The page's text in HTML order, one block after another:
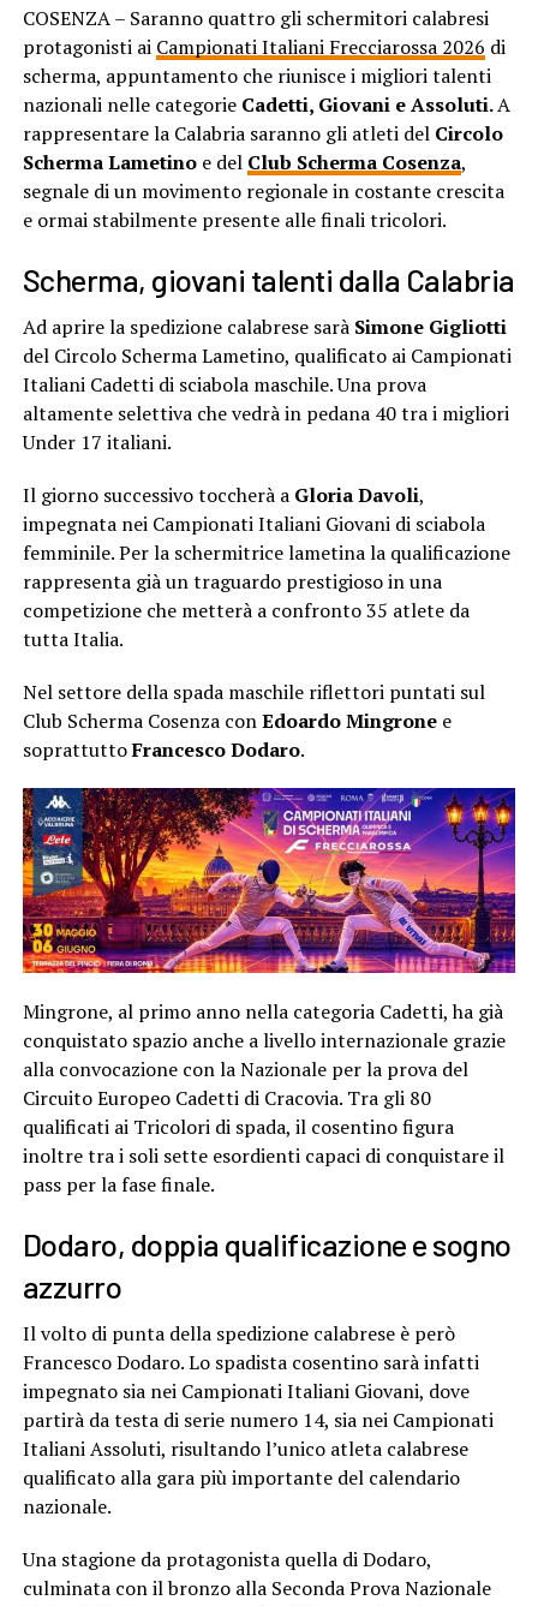
COSENZA – Saranno quattro gli schermitori calabresi
protagonisti ai Campionati Italiani Frecciarossa 2026 di
scherma, appuntamento che riunisce i migliori talenti
nazionali nelle categorie Cadetti, Giovani e Assoluti.A
rappresentare la Calabria saranno gli atleti del Circolo
Scherma Lametinoe del Club Scherma Cosenza,
segnale di un movimento regionale in costante crescita
e ormai stabilmente presente alle finali tricolori.
Scherma, giovani talenti dalla Calabria
Ad aprire la spedizione calabrese sarà Simone Gigliotti
del Circolo Scherma Lametino, qualificato ai Campionati
Italiani Cadetti di sciabola maschile. Una prova
altamente selettiva che vedrà in pedana 40 tra i migliori
Under 17 italiani.
Il giorno successivo toccherà a Gloria Davoli,
impegnata nei Campionati Italiani Giovani di sciabola
femminile. Per la schermitrice lametina la qualificazione
rappresenta già un traguardo prestigioso in una
competizione che metterà a confronto 35 atlete da
tutta Italia.
Nel settore della spada maschile riflettori puntati sul
Club Scherma Cosenza conEdoardo Mingronee
soprattuttoFrancesco Dodaro.
Mingrone, al primo anno nella categoria Cadetti, ha già
conquistato spazio anche a livello internazionale grazie
alla convocazione con la Nazionale per la prova del
Circuito Europeo Cadetti di Cracovia. Tra gli 80
qualificati ai Tricolori di spada, il cosentino figura
inoltre tra i soli sette esordienti capaci di conquistare il
pass per la fase finale.
Dodaro, doppia qualificazione e sogno
azzurro
Il volto di punta della spedizione calabrese è però
Francesco Dodaro. Lo spadista cosentino sarà infatti
impegnato sia nei Campionati Italiani Giovani, dove
partirà da testa di serie numero 14, sia nei Campionati
Italiani Assoluti, risultando l’unico atleta calabrese
qualificato alla gara più importante del calendario
nazionale.
Una stagione da protagonista quella di Dodaro,
culminata con il bronzo alla Seconda Prova Nazionale